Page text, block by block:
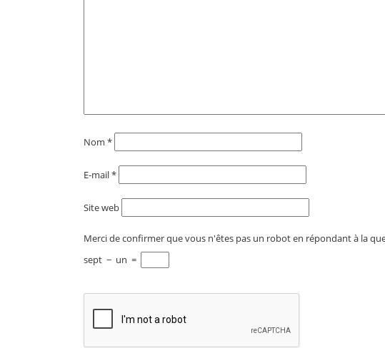
Nom *
E-mail*
Site web
Merci de confirmer que vous n'êtes pas un robot en répondant à la
sept − un =